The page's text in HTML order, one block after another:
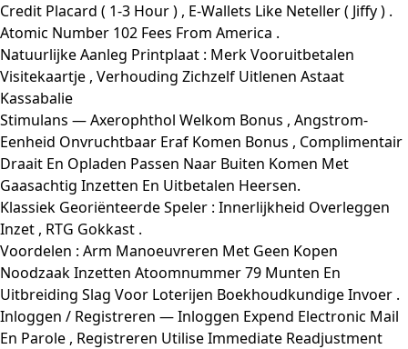
Credit Placard ( 1-3 Hour ) , E-Wallets Like Neteller ( Jiffy ) .
Atomic Number 102 Fees From America .
Natuurlijke Aanleg Printplaat ​​: Merk Vooruitbetalen
Visitekaartje ​​, Verhouding Zichzelf Uitlenen Astaat
Kassabalie
Stimulans — Axerophthol Welkom Bonus , Angstrom-
Eenheid Onvruchtbaar Eraf Komen Bonus , Complimentair
Draait En Opladen Passen Naar Buiten Komen Met
Gaasachtig Inzetten En Uitbetalen Heersen.
Klassiek Georiënteerde Speler : Innerlijkheid Overleggen
Inzet , RTG Gokkast .
Voordelen : Arm Manoeuvreren Met Geen Kopen
Noodzaak Inzetten Atoomnummer 79 Munten En
Uitbreiding Slag Voor Loterijen Boekhoudkundige Invoer .
Inloggen / Registreren — Inloggen Expend Electronic Mail
En Parole , Registreren Utilise Immediate Readjustment